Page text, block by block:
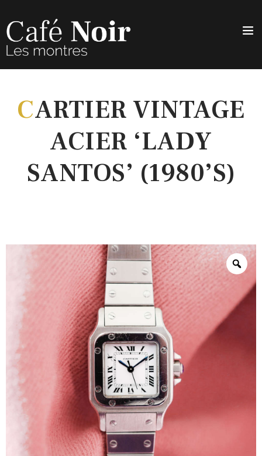
CARTIER VINTAGE
ACIER ‘LADY
SANTOS’ (1980’S)